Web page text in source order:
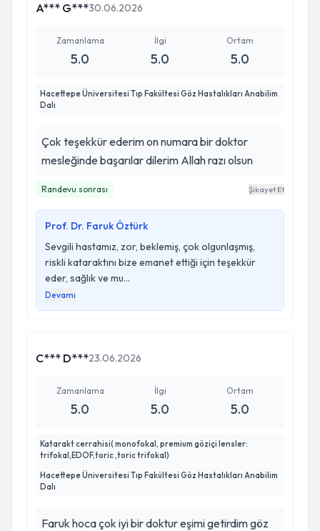
A*** G***30.06.2026
Zamanlama
5.0
İlgi
5.0
Ortam
5.0
Hacettepe Üniversitesi Tıp Fakültesi Göz Hastalıkları Anabilim
Dalı
Çok teşekkür ederim on numara bir doktor
mesleğinde başarılar dilerim Allah razı olsun
Randevu sonrası Şikayet Et
Prof. Dr. Faruk Öztürk
Sevgili hastamız, zor, beklemiş, çok olgunlaşmış,
riskli kataraktını bize emanet ettiği için teşekkür
eder, sağlık ve mu...
Devamı
C*** D***23.06.2026
Zamanlama
5.0
İlgi
5.0
Ortam
5.0
Katarakt cerrahisi( monofokal, premium göziçi lensler:
trifokal,EDOF,toric ,toric trifokal)
Hacettepe Üniversitesi Tıp Fakültesi Göz Hastalıkları Anabilim
Dalı
Faruk hoca çok iyi bir doktur eşimi getirdim göz